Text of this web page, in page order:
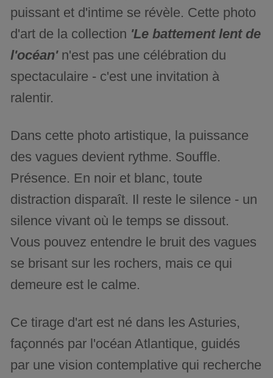
puissant et d'intime se révèle. Cette photo
d'art de la collection 'Le battement lent de
l'océan'n'est pas une célébration du
spectaculaire - c'est une invitation à
ralentir.
Dans cette photo artistique, la puissance
des vagues devient rythme. Souffle.
Présence. En noir et blanc, toute
distraction disparaît. Il reste le silence - un
silence vivant où le temps se dissout.
Vous pouvez entendre le bruit des vagues
se brisant sur les rochers, mais ce qui
demeure est le calme.
Ce tirage d'art est né dans les Asturies,
façonnés par l'océan Atlantique, guidés
par une vision contemplative qui recherche